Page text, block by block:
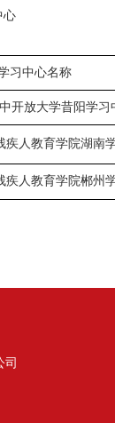
称
学昔阳学习
育学院湖南学
育学院郴州学
司